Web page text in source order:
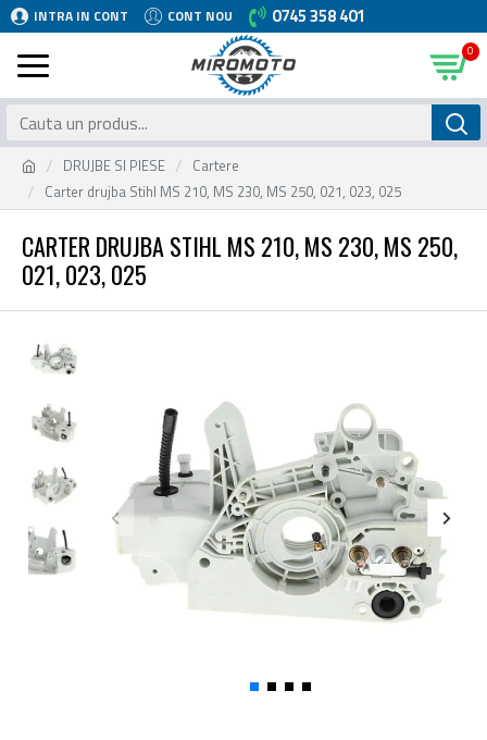
INTRA IN CONT CONT NOU 0745 358 401
0
DRUJBE SI PIESE
Cartere
Carter drujba Stihl MS 210, MS 230, MS 250, 021, 023, 025
CARTER DRUJBA STIHL MS 210, MS 230, MS 250,
021, 023, 025